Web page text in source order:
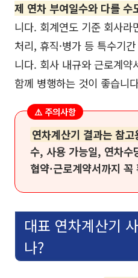
제 연차 부여일수와 다를 수
니다. 회계연도 기준 회사라
처리, 휴직·병가 등 특수기
니다. 회사 내규와 근로계
함께 병행하는 것이 좋습니
⚠️ 주의사항
연차계산기 결과는 참고
수, 사용 가능일, 연차수
협약·근로계약서까지 꼭
대표 연차계산기
나?